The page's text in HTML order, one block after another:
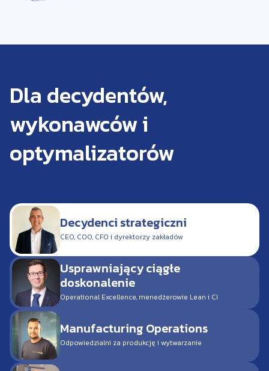
Dla decydentów,
wykonawców i
optymalizatorów
Decydenci strategiczni
CEO, COO, CFO i dyrektorzy zakładów
Usprawniający ciągłe
doskonalenie
Operational Excellence, menedżerowie Lean i CI
Manufacturing Operations
Odpowiedzialni za produkcję i wytwarzanie